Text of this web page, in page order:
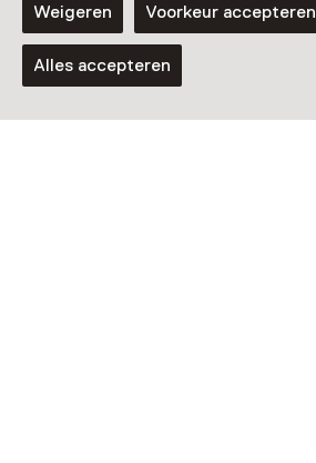
Weigeren Voorkeur accepteren
Alles accepteren
Vaste collectie